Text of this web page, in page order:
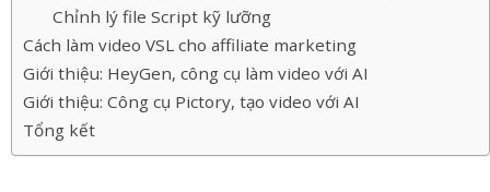
Chỉnh lý file Script kỹ lưỡng
Cách làm video VSL cho affiliate marketing
Giới thiệu: HeyGen, công cụ làm video với AI
Giới thiệu: Công cụ Pictory, tạo video với AI
Tổng kết